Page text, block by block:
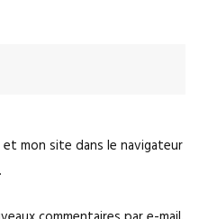
mon site dans le navigateur